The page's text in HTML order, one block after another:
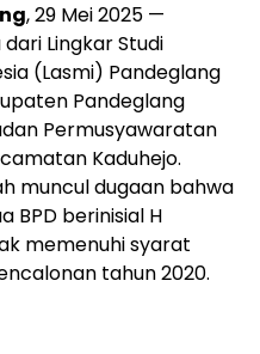
, 29 Mei 2025 —
Lingkar Studi
(Lasmi) Pandeglang
Pandeglang
Permusyawaratan
Kaduhejo.
muncul dugaan bahwa
BPD berinisial H
memenuhi syarat
tahun 2020.